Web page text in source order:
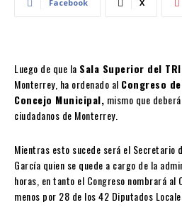
Facebook X
Luego de que la Sala Superior del
Monterrey, ha ordenado al Congreso
Concejo Municipal, mismo que
ciudadanos de Monterrey.
Mientras esto sucede será el Secretario
García quien se quede a cargo de la
horas, en tanto el Congreso nombrará al
menos por 28 de los 42 Diputados